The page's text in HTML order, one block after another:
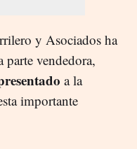
y Asociados ha
parte vendedora,
a la
importante